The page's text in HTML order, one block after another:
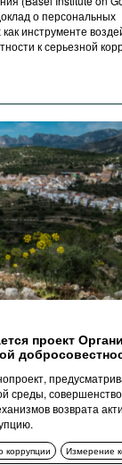
о персональных
инструменте
к серьезной
проект
среды,
возврата
коррупции Измерение